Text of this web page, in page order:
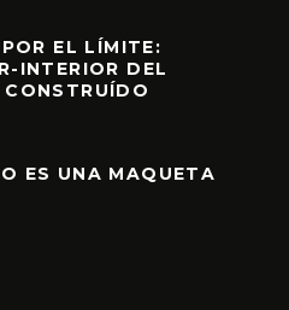
EL LÍMITE:
INTERIOR DEL
CONSTRUÍDO
ES UNA MAQUETA